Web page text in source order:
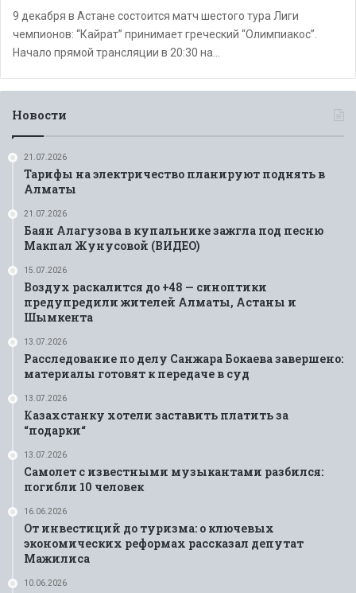
9 декабря в Астане состоится матч шестого тура Лиги
чемпионов: “Кайрат” принимает греческий “Олимпиакос”.
Начало прямой трансляции в 20:30 на…
Новости
21.07.2026
Тарифы на электричество планируют поднять в
Алматы
21.07.2026
Баян Алагузова в купальнике зажгла под песню
Макпал Жунусовой (ВИДЕО)
15.07.2026
Воздух раскалится до +48 — синоптики
предупредили жителей Алматы, Астаны и
Шымкента
13.07.2026
Расследование по делу Санжара Бокаева завершено:
материалы готовят к передаче в суд
13.07.2026
Казахстанку хотели заставить платить за
“подарки“
13.07.2026
Самолет с известными музыкантами разбился:
погибли 10 человек
16.06.2026
От инвестиций до туризма: о ключевых
экономических реформах рассказал депутат
Мажилиса
10.06.2026